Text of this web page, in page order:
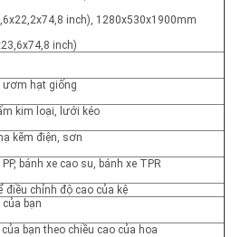
inch), 1280x530x1900mm
inch)
ươm hạt giống
kim loại, lưới kéo
kẽm điện, sơn
bánh xe cao su, bánh xe TPR
điều chỉnh độ cao của kệ
bạn
bạn theo chiều cao của hoa